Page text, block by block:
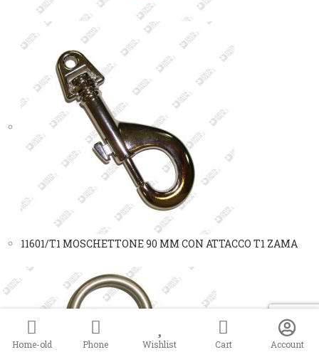
11601/T1 MOSCHETTONE 90 MM CON ATTACCO T1 ZAMA
Home-old Phone Wishlist Cart Account